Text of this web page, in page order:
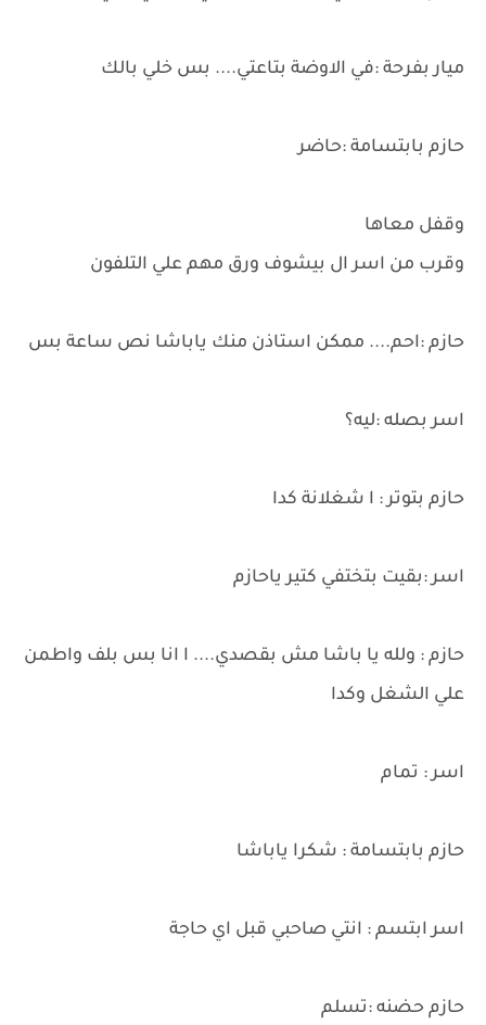
ميار بفرحة :في الاوضة بتاعتي.... بس خلي بالك
حازم بابتسامة :حاضر
وقفل معاها
وقرب من اسر ال بيشوف ورق مهم علي التلفون
حازم :احم.... ممكن استاذن منك ياباشا نص ساعة بس
اسر بصله :ليه؟
حازم بتوتر : ا شغلانة كدا
اسر :بقيت بتختفي كتير ياحازم
حازم : ولله يا باشا مش بقصدي.... ا انا بس بلف واطمن
علي الشغل وكدا
اسر : تمام
حازم بابتسامة : شكرا ياباشا
اسر ابتسم : انتي صاحبي قبل اي حاجة
حازم حضنه :تسلم